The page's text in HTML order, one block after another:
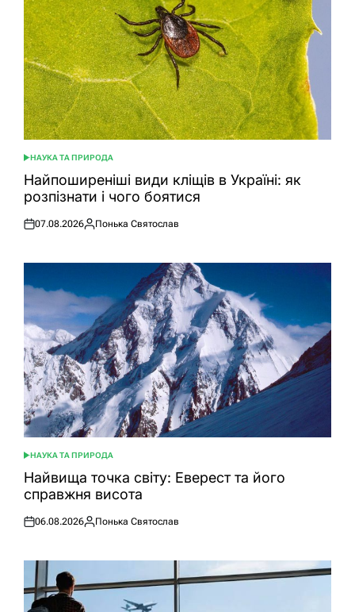
ОПУБЛІКУВАТИ
У
НАУКА ТА ПРИРОДА
Найпоширеніші види кліщів в Україні: як
розпізнати і чого боятися
Оприлюднено
07.08.2026
Опубліковано
Понька Святослав
ОПУБЛІКУВАТИ
У
НАУКА ТА ПРИРОДА
Найвища точка світу: Еверест та його
справжня висота
Оприлюднено
06.08.2026
Опубліковано
Понька Святослав